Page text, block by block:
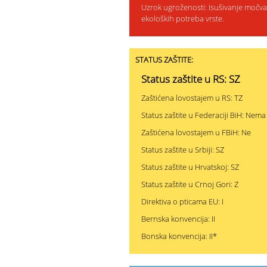
Uzrok ugroženosti: Isušivanje
ekoloških potreba vrste.
STATUS ZAŠTITE:
Status zaštite u RS: SZ
Zaštićena lovostajem u RS: TZ
Status zaštite u Federaciji BiH: Nema
Zaštićena lovostajem u FBiH: Ne
Status zaštite u Srbiji: SZ
Status zaštite u Hrvatskoj: SZ
Status zaštite u Crnoj Gori: Z
Direktiva o pticama EU: I
Bernska konvencija: II
Bonska konvencija: II*